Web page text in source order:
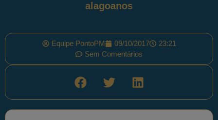
alagoanos
Equipe PontoPM 09/10/2017
23:21
Sem Comentários